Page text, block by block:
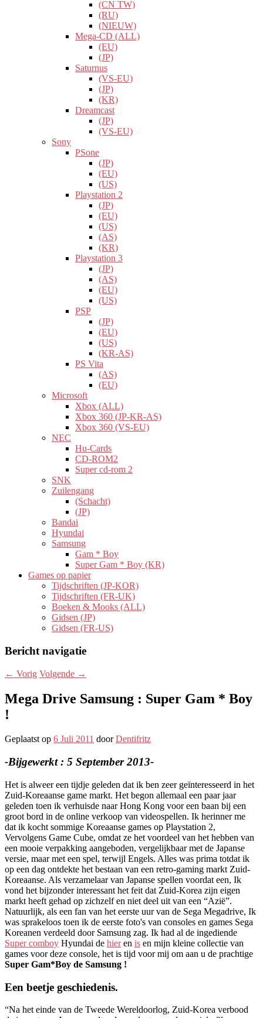
(CN TW)
(RU)
(NIEUW)
Mega-CD (ALL)
(EU)
(JP)
Saturnus
(VS-EU)
(JP)
(KR)
Dreamcast
(JP)
(VS-EU)
Sony
PSone
(JP)
(EU)
(US)
Playstation 2
(JP)
(EU)
(US)
(AS)
(KR)
Playstation 3
(JP)
(AS)
(EU)
(US)
PSP
(JP)
(EU)
(US)
(KR-AS)
PS Vita
(AS)
(EU)
Microsoft
Xbox (ALL)
Xbox 360 (JP-KR-AS)
Xbox 360 (VS-EU)
NEC
Hu-Cards
CD-ROM2
Super cd-rom 2
SNK
Zuilengang
(Schacht)
(JP)
Bandai
Hyundai
Samsung
Gam * Boy
Super Gam * Boy (KR)
Games op papier
Tijdschriften (JP-KOR)
Tijdschriften (FR-UK)
Boeken & Mooks (ALL)
Gidsen (JP)
Gidsen (FR-US)
Bericht navigatie
← Vorig Volgende →
Mega Drive Samsung : Super Gam * Boy
!
Geplaatst op 6 Juli 2011 doorDentifritz
-Bijgewerkt : 5 September 2013-
Het is alweer een tijdje geleden dat ik ben zeer geïnteresseerd in het
Zuid-Koreaanse game markt. Het begon allemaal een paar jaar
geleden toen ik verhuisde naar Hong Kong voor een baan bij een
groot bord in de online verkoop van videospellen. Ik herinner me
dat ik kocht sommige Koreaanse games op Playstation 2,
Vervolgens Game Cube, omdat ze het voordeel van het hebben van
een mooie verpakking aangeboden, vergelijkbaar met de Japanse
versie, maar met een spel, terwijl Engels. Alles was prima totdat ik
op een dag ontdekte het bestaan ​​van een retro-gaming markt Zuid-
Koreaanse. Als verzamelaar van Japanse spellen voordat een, Ik
vond het bijzonder interessant het feit dat Zuid-Korea zijn eigen
markt heeft gehad op zichzelf en niet deel uit van een “Azië”.
Natuurlijk, als een fan van het eerste uur van de Sega Megadrive, Ik
was sprakeloos toen ik de eerste foto's van consoles en games Sega
Koreanen verdeeld door Samsung zag. Ik had al de ingediende
Super comboy Hyundai de hieren is en mijn kleine collectie van
games voor deze console, het is tijd voor mij om aan u de prachtige
Super Gam*Boy de Samsung !
Een beetje geschiedenis.
“Na het einde van de Tweede Wereldoorlog, Zuid-Korea verbood